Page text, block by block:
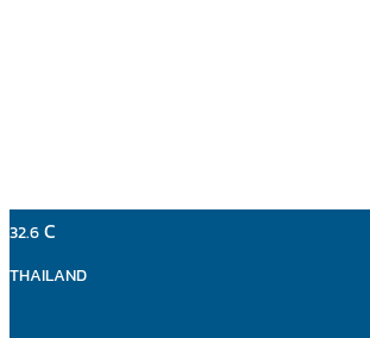
32.6C
THAILAND